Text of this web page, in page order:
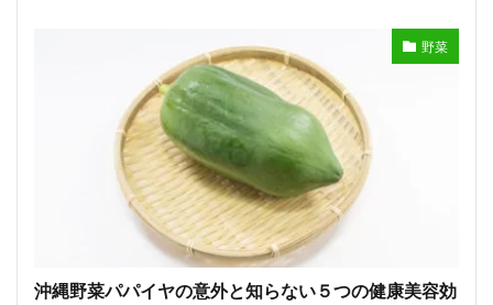
野菜
沖縄野菜パパイヤの意外と知らない５つの健康美容効